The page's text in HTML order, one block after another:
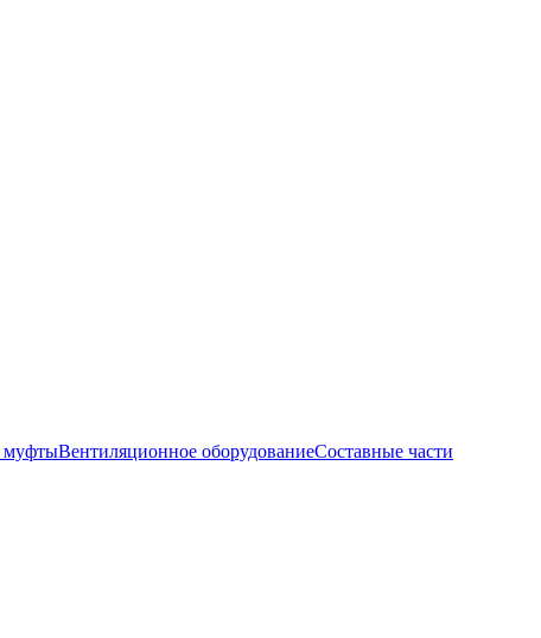
муфтыВентиляционное оборудованиеСоставные части